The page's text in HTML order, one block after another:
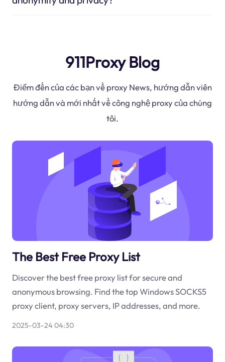
911Proxy Blog
Điểm đến của các bạn về proxy News, hướng dẫn viên
hướng dẫn và mới nhất về công nghệ proxy của chúng
tôi.
The Best Free Proxy List
Discover the best free proxy list for secure and
anonymous browsing. Find the top Windows SOCKS5
proxy client, proxy servers, IP addresses, and more.
2025-03-24 04:30